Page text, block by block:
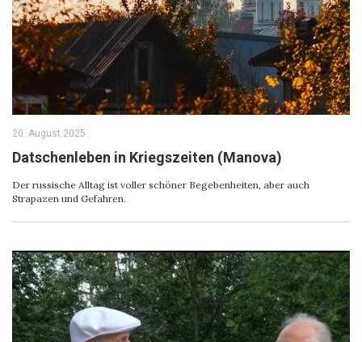
20. August 2025
Datschenleben in Kriegszeiten (Manova)
Der russische Alltag ist voller schöner Begebenheiten, aber auch
Strapazen und Gefahren.